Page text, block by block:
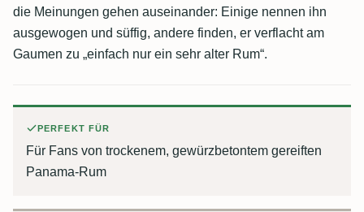
die Meinungen gehen auseinander: Einige nennen ihn
ausgewogen und süffig, andere finden, er verflacht am
Gaumen zu „einfach nur ein sehr alter Rum“.
PERFEKT FÜR
Für Fans von trockenem, gewürzbetontem gereiften
Panama-Rum